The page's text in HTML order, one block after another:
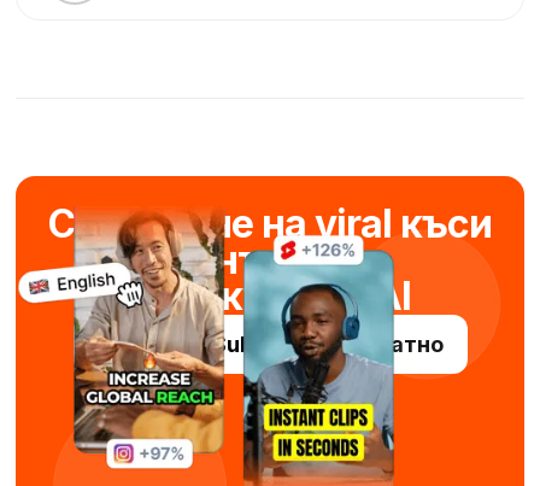
Създаване на viral къси
панталони
за секунди с AI
Опитайте Submagic безплатно